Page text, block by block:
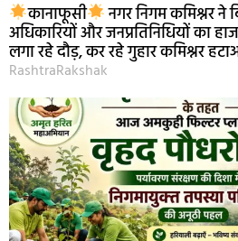
कानाफूसी नगर निगम कमिश्नर ने
अधिकारियों और जनप्रतिनिधियों का
लगा रहे दौड़, कर रहे गुहार कमिश्नर
RashtraRakshak